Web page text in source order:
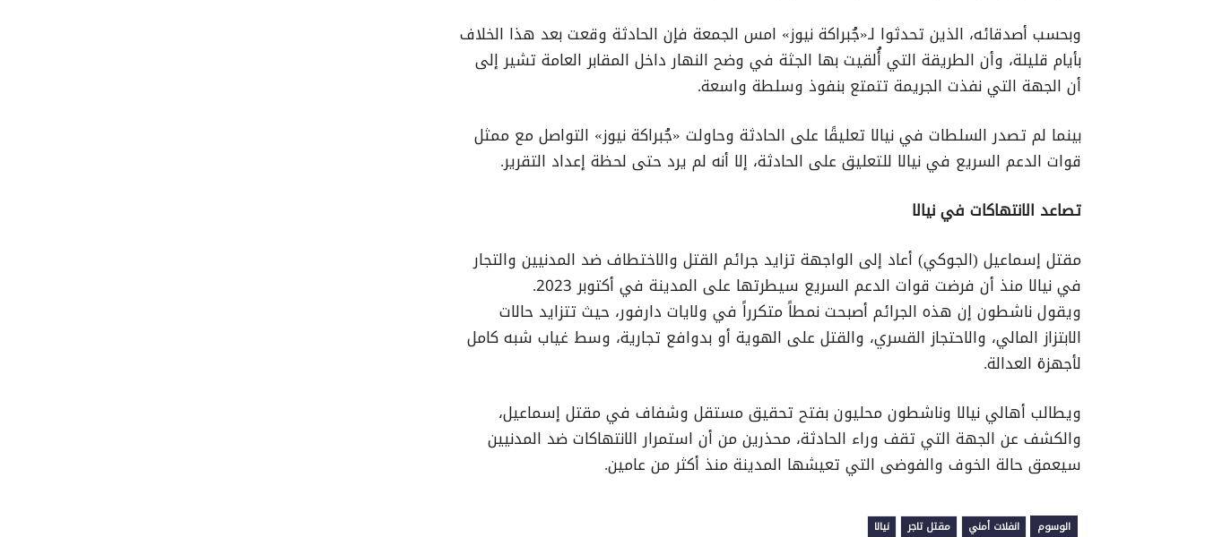
وبحسب أصدقائه، الذين تحدثوا لـ«جُبراكة نيوز» امس الجمعة فإن الحادثة وقعت بعد هذا الخلاف
بأيام قليلة، وأن الطريقة التي أُلقيت بها الجثة في وضح النهار داخل المقابر العامة تشير إلى
أن الجهة التي نفذت الجريمة تتمتع بنفوذ وسلطة واسعة.
بينما لم تصدر السلطات في نيالا تعليقًا على الحادثة وحاولت «جُبراكة نيوز» التواصل مع ممثل
قوات الدعم السريع في نيالا للتعليق على الحادثة، إلا أنه لم يرد حتى لحظة إعداد التقرير.
تصاعد الانتهاكات في نيالا
مقتل إسماعيل (الجوكي) أعاد إلى الواجهة تزايد جرائم القتل والاختطاف ضد المدنيين والتجار
في نيالا منذ أن فرضت قوات الدعم السريع سيطرتها على المدينة في أكتوبر 2023.
ويقول ناشطون إن هذه الجرائم أصبحت نمطاً متكرراً في ولايات دارفور، حيث تتزايد حالات
الابتزاز المالي، والاحتجاز القسري، والقتل على الهوية أو بدوافع تجارية، وسط غياب شبه كامل
لأجهزة العدالة.
ويطالب أهالي نيالا وناشطون محليون بفتح تحقيق مستقل وشفاف في مقتل إسماعيل،
والكشف عن الجهة التي تقف وراء الحادثة، محذرين من أن استمرار الانتهاكات ضد المدنيين
سيعمق حالة الخوف والفوضى التي تعيشها المدينة منذ أكثر من عامين.
الوسوم انفلات أمني مقتل تاجر نيالا